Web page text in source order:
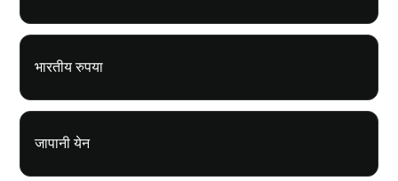
भारतीय रुपया
जापानी येन